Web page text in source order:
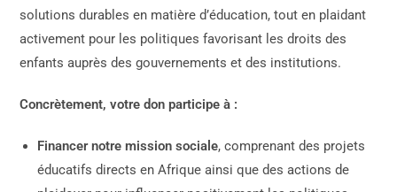
solutions durables en matière d’éducation, tout en plaidant
activement pour les politiques favorisant les droits des
enfants auprès des gouvernements et des institutions.
Concrètement, votre don participe à :
Financer notre mission sociale, comprenant des projets
éducatifs directs en Afrique ainsi que des actions de